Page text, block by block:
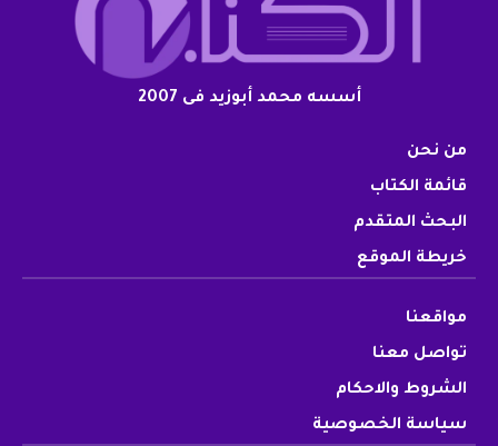
أسسه محمد أبوزيد فى 2007
من نحن
قائمة الكتاب
البحث المتقدم
خريطة الموقع
مواقعنا
تواصل معنا
الشروط والاحكام
سياسة الخصوصية